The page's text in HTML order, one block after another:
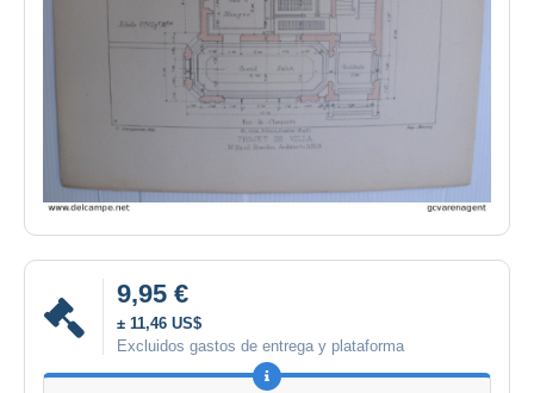
9,95 €
± 11,46 US$
Excluidos gastos de entrega y plataforma